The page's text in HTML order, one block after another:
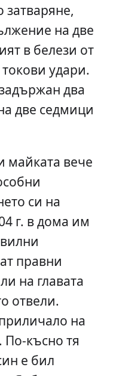
затваряне,
на две
в белези от
удари.
два
две седмици
майката вече
си на
г. в дома им
правни
на главата
отвели.
на
По-късно тя
е бил